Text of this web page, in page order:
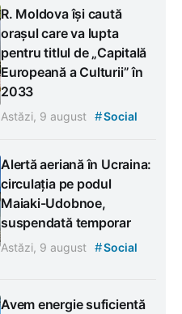
R. Moldova își caută
orașul care va lupta
pentru titlul de „Capitală
Europeană a Culturii” în
2033
Astăzi, 9 august #Social
Alertă aeriană în Ucraina:
circulația pe podul
Maiaki-Udobnoe,
suspendată temporar
Astăzi, 9 august #Social
Avem energie suficientă